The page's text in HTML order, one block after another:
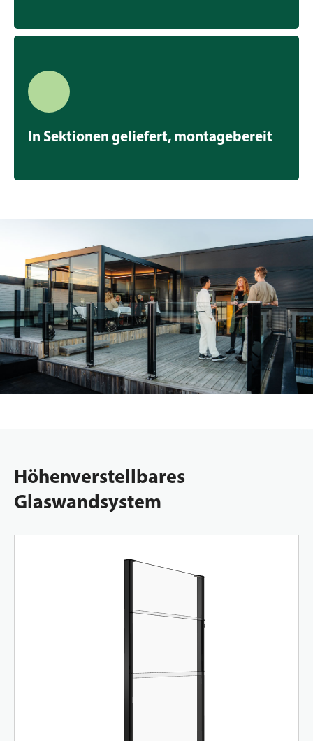
In Sektionen geliefert, montagebereit
Höhenverstellbares
Glaswandsystem